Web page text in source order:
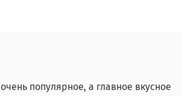
популярное, а главное вкусное